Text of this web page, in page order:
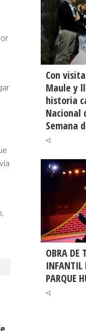
Con
Maule y
historia
Nacional
Semana
OBRA DE
INFANTIL
PARQUE